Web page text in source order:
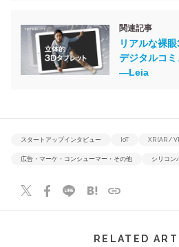
関連記事
リアルな裸
デジタルコ
―Leia
スタートアップインタビュー IoT XR (AR /
広告・マーケ・コンシューマー・その他 シリコン
RELATED